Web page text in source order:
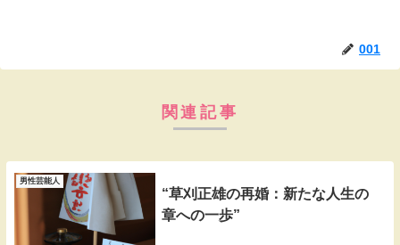
001
関連記事
男性芸能人
“草刈正雄の再婚：新たな人生の
章への一歩”